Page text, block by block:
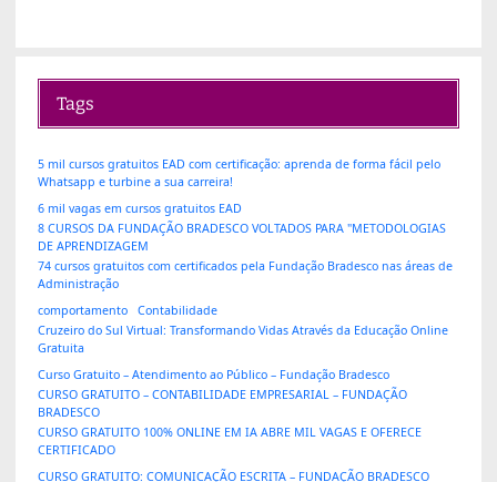
Tags
5 mil cursos gratuitos EAD com certificação: aprenda de forma fácil pelo
Whatsapp e turbine a sua carreira!
6 mil vagas em cursos gratuitos EAD
8 CURSOS DA FUNDAÇÃO BRADESCO VOLTADOS PARA "METODOLOGIAS
DE APRENDIZAGEM
74 cursos gratuitos com certificados pela Fundação Bradesco nas áreas de
Administração
comportamento
Contabilidade
Cruzeiro do Sul Virtual: Transformando Vidas Através da Educação Online
Gratuita
Curso Gratuito – Atendimento ao Público – Fundação Bradesco
CURSO GRATUITO – CONTABILIDADE EMPRESARIAL – FUNDAÇÃO
BRADESCO
CURSO GRATUITO 100% ONLINE EM IA ABRE MIL VAGAS E OFERECE
CERTIFICADO
CURSO GRATUITO: COMUNICAÇÃO ESCRITA – FUNDAÇÃO BRADESCO